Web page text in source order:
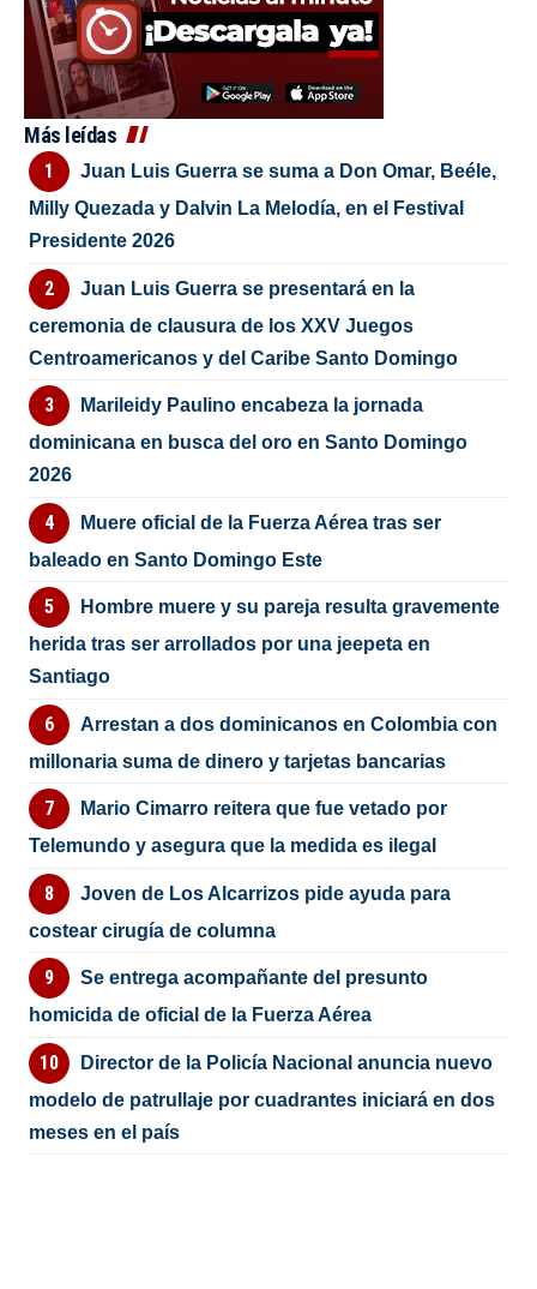
Más leídas
Juan Luis Guerra se suma a Don Omar, Beéle,
Milly Quezada y Dalvin La Melodía, en el Festival
Presidente 2026
Juan Luis Guerra se presentará en la
ceremonia de clausura de los XXV Juegos
Centroamericanos y del Caribe Santo Domingo
Marileidy Paulino encabeza la jornada
dominicana en busca del oro en Santo Domingo
2026
Muere oficial de la Fuerza Aérea tras ser
baleado en Santo Domingo Este
Hombre muere y su pareja resulta gravemente
herida tras ser arrollados por una jeepeta en
Santiago
Arrestan a dos dominicanos en Colombia con
millonaria suma de dinero y tarjetas bancarias
Mario Cimarro reitera que fue vetado por
Telemundo y asegura que la medida es ilegal
Joven de Los Alcarrizos pide ayuda para
costear cirugía de columna
Se entrega acompañante del presunto
homicida de oficial de la Fuerza Aérea
Director de la Policía Nacional anuncia nuevo
modelo de patrullaje por cuadrantes iniciará en dos
meses en el país